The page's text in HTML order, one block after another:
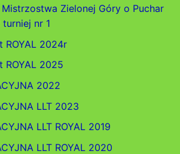
Zielonej Góry o Puchar
nr 1
ROYAL 2024r
ROYAL 2025
2022
LLT 2023
LLT ROYAL 2019
LLT ROYAL 2020